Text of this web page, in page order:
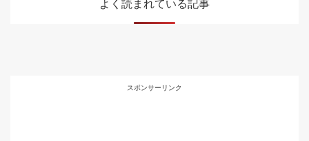
よく読まれている記事
スポンサーリンク